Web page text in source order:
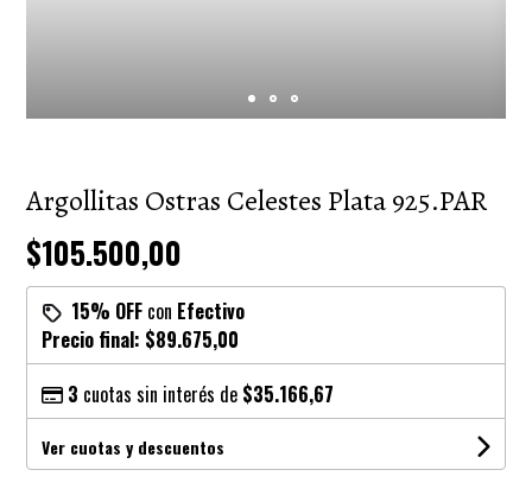
Argollitas Ostras Celestes Plata 925.PAR
$105.500,00
15% OFF con Efectivo
Precio final: $89.675,00
3 cuotas sin interés de $35.166,67
Ver cuotas y descuentos